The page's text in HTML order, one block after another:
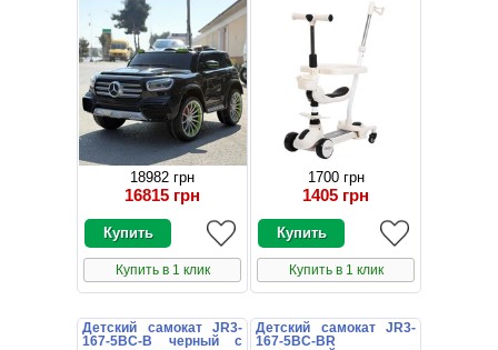
автопокраске
18982 грн
16815 грн
Купить в 1 клик
1700 грн
1405 грн
Купить в 1 клик
Детский самокат JR3-
167-5BC-B черный с
Детский самокат JR3-
167-5BC-BR